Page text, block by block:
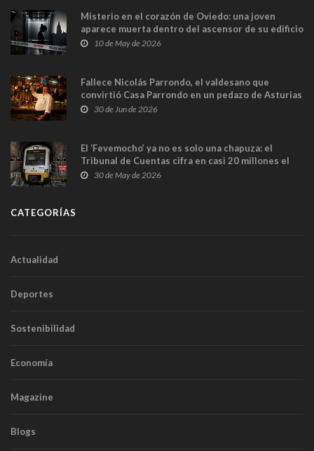
Misterio en el corazón de Oviedo: una joven
aparece muerta dentro del ascensor de su edificio
y las cámaras captan sus últimos minutos
10 de May de 2026
Fallece Nicolás Parrondo, el valdesano que
convirtió Casa Parrondo en un pedazo de Asturias
en Madrid
30 de Jun de 2026
El ‘Fevemocho’ ya no es solo una chapuza: el
Tribunal de Cuentas cifra en casi 20 millones el
sobrecoste de los trenes que no cabían por los
30 de May de 2026
CATEGORÍAS
Actualidad
Deportes
Sostenibilidad
Economía
Magazine
Blogs